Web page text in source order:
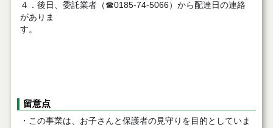
４．後日、委託業者（☎0185-74-5066）から配達日の連絡
がありま
す。
留意点
・この事業は、お子さんと保護者の見守りを目的としていま